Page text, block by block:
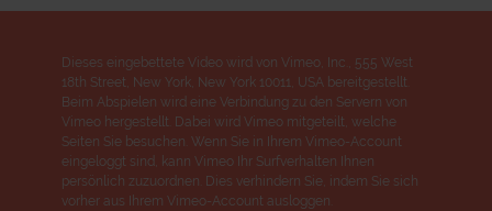
Dieses eingebettete Video wird von Vimeo, Inc., 555 West
18th Street, New York, New York 10011, USA bereitgestellt.
Beim Abspielen wird eine Verbindung zu den Servern von
Vimeo hergestellt. Dabei wird Vimeo mitgeteilt, welche
Seiten Sie besuchen. Wenn Sie in Ihrem Vimeo-Account
eingeloggt sind, kann Vimeo Ihr Surfverhalten Ihnen
persönlich zuzuordnen. Dies verhindern Sie, indem Sie sich
vorher aus Ihrem Vimeo-Account ausloggen.